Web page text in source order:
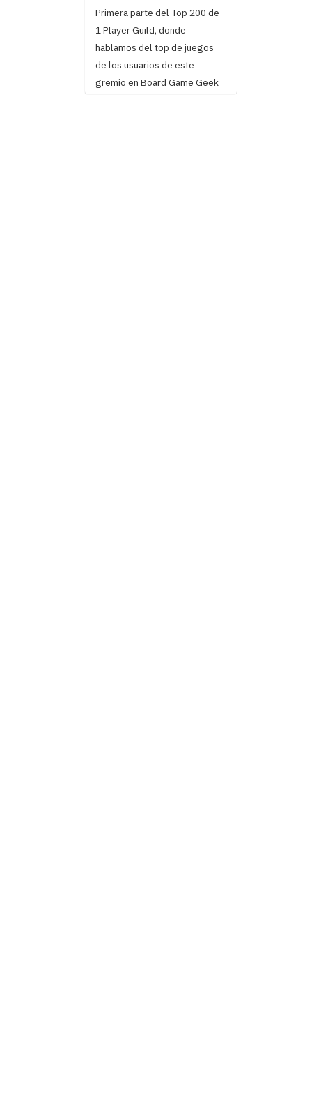
Primera parte del Top 200 de
1 Player Guild, donde
hablamos del top de juegos
de los usuarios de este
gremio en Board Game Geek